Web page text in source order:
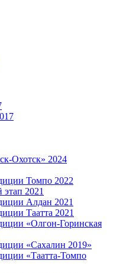
Охотск» 2024
Томпо 2022
2021
Алдан 2021
Таатта 2021
«Олгон-Горинская
«Сахалин 2019»
«Таатта-Томпо